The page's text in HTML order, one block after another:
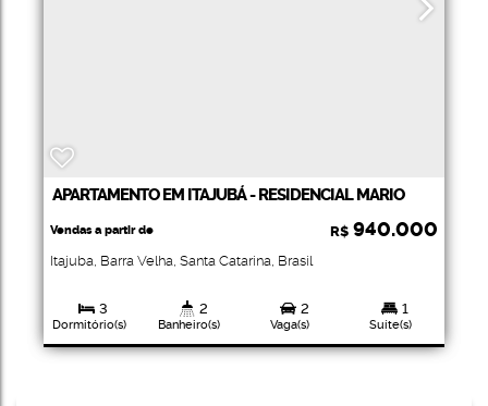
APARTAMENTO EM ITAJUBÁ - RESIDENCIAL MARIO
ROSS
R$ 940.000
Vendas a partir de
Itajuba, Barra Velha, Santa Catarina, Brasil
3
Dormitório(s)
2
Banheiro(s)
1
Suíte(s)
102.00~
2
Vaga(s)